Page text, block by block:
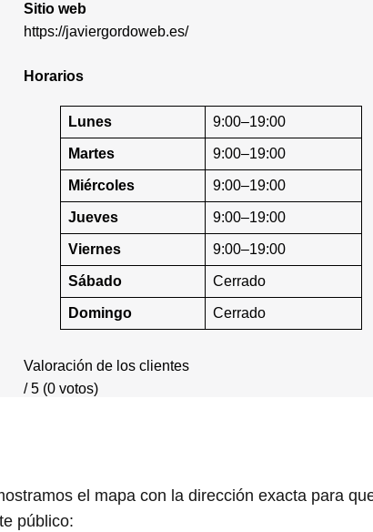
Sitio web
https://javiergordoweb.es/
Horarios
Lunes 9:00–19:00
Martes 9:00–19:00
Miércoles 9:00–19:00
Jueves 9:00–19:00
Viernes 9:00–19:00
Sábado Cerrado
Domingo Cerrado
Valoración de los clientes
/ 5 (0 votos)
el mapa con la dirección exacta para
público: